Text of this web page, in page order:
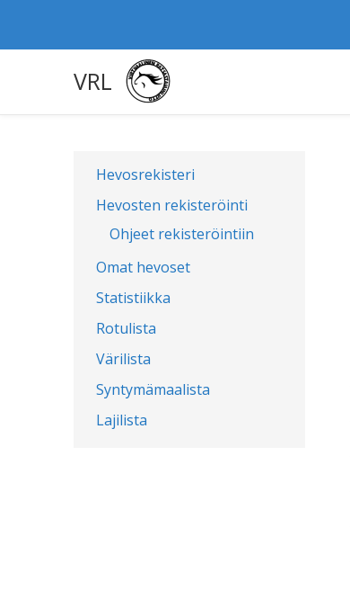
VRL
Hevosrekisteri
Hevosten rekisteröinti
Ohjeet rekisteröintiin
Omat hevoset
Statistiikka
Rotulista
Värilista
Syntymämaalista
Lajilista